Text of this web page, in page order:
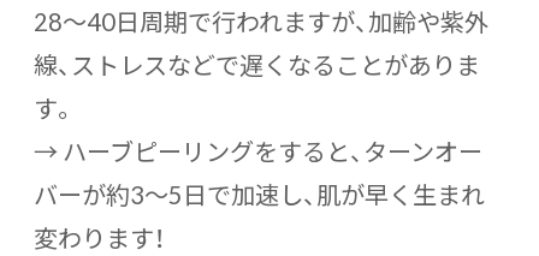
28〜40日周期で行われますが、加齢や紫外
線、ストレスなどで遅くなることがありま
す。
→ ハーブピーリングをすると、ターンオー
バーが約3〜5日で加速し、肌が早く生まれ
変わります！